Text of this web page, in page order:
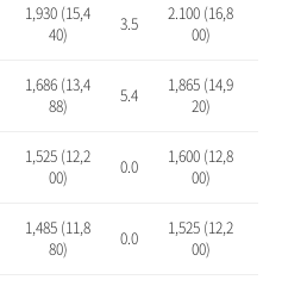
1,930 (15,4
40)
3.5
2.100 (16,8
00)
1,686 (13,4
88)
5.4
1,865 (14,9
20)
1,525 (12,2
00)
0.0
1,600 (12,8
00)
1,485 (11,8
80)
0.0
1,525 (12,2
00)